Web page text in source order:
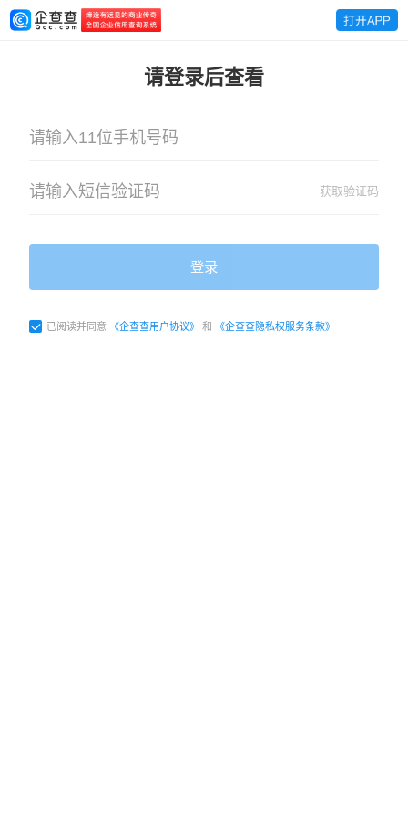
请登录后查看
获取验证码
登录
已阅读并同意 《企查查用户协议》 和 《企查查隐私权服务条款》